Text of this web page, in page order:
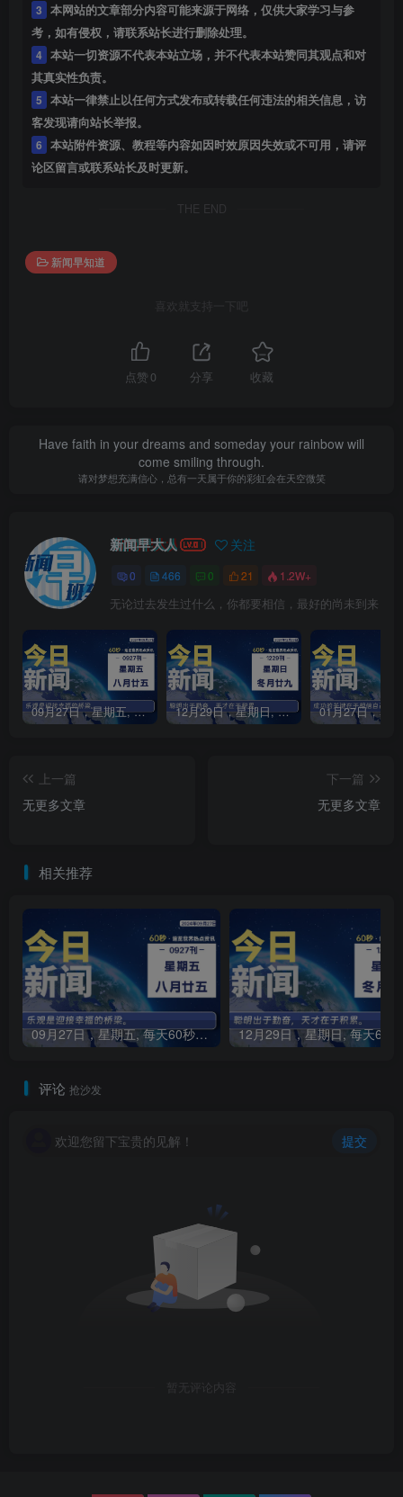
3 本网站的文章部分内容可能来源于网络，仅供大家学习与参
考，如有侵权，请联系站长进行删除处理。
4 本站一切资源不代表本站立场，并不代表本站赞同其观点和对
其真实性负责。
5 本站一律禁止以任何方式发布或转载任何违法的相关信息，访
客发现请向站长举报。
6 本站附件资源、教程等内容如因时效原因失效或不可用，请评
论区留言或联系站长及时更新。
THE END
新闻早知道
喜欢就支持一下吧
点赞 0 分享 收藏
Have faith in your dreams and someday your rainbow will
come smiling through.
请对梦想充满信心，总有一天属于你的彩虹会在天空微笑
新闻早大人 关注
0 466 0 21 1.2W+
无论过去发生过什么，你都要相信，最好的尚未到来
09月27日，星期五, 每天60秒读懂全世界！ 12月29日，星期日, 每天60秒读懂全世界！
上一篇
无更多文章
下一篇
无更多文章
相关推荐
09月27日，星期五, 每天60秒读懂全世界！
评论 抢沙发
欢迎您留下宝贵的见解！ 提交
暂无评论内容